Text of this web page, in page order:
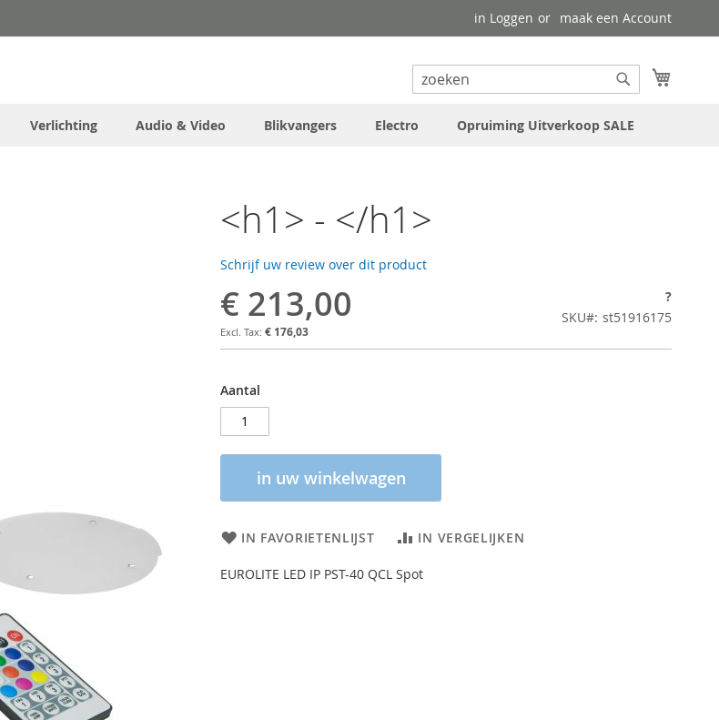
in Loggen maak een Account
Search
Verlichting Audio & Video Blikvangers Electro Opruiming Uitverkoop SALE
<h1> - </h1>
Schrijf uw review over dit product
€ 213,00
€ 176,03
?
SKU
st51916175
Aantal
in uw winkelwagen
IN FAVORIETENLIJST IN VERGELIJKEN
EUROLITE LED IP PST-40 QCL Spot